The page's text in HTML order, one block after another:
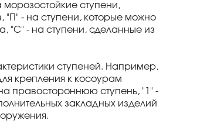
ступени,
"П" - на ступени, которые можно
"С" - на ступени, сделанные из
ступеней. Например,
крепления к косоурам
правостороннюю ступень, "1" -
закладных изделий